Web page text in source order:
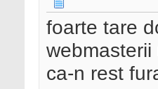
foarte tare
ca-n rest